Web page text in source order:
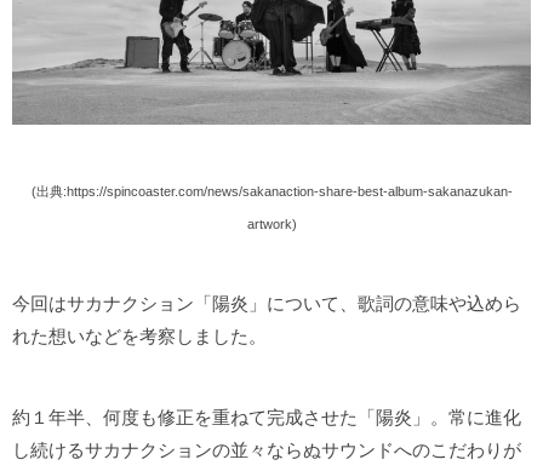
(出典:https://spincoaster.com/news/sakanaction-share-best-album-sakanazukan-
artwork)
今回はサカナクション「陽炎」について、歌詞の意味や込めら
れた想いなどを考察しました。
約１年半、何度も修正を重ねて完成させた「陽炎」。常に進化
し続けるサカナクションの並々ならぬサウンドへのこだわりが